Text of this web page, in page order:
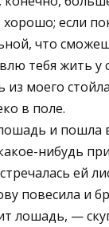
если
что
тебя жить у
из моего
в поле.
и пошла
нибудь
ей
повесила и
лошадь, —